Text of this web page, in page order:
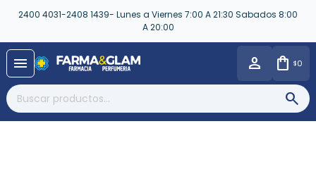
2400 4031-2408 1439- Lunes a Viernes 7:00 A 21:30 Sabados 8:00
A 20:00
menu $0